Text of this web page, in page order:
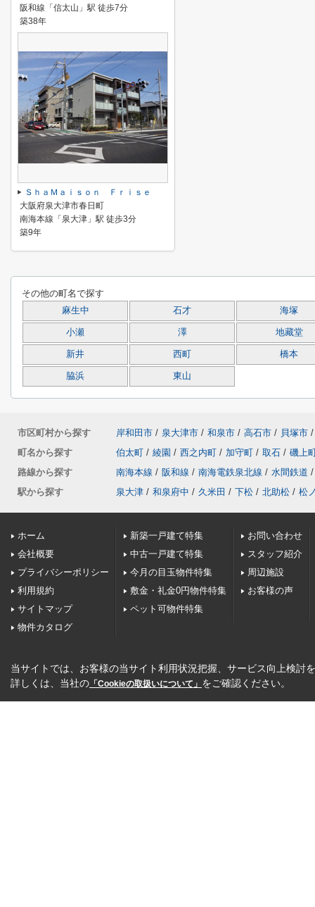
阪和線「信太山」駅 徒歩7分
築38年
ＳｈａＭａｉｓｏｎ Ｆｒｉｓｅ
大阪府泉大津市春日町
南海本線「泉大津」駅 徒歩3分
築9年
その他の町名で探す
麻生中 石才 海塚
小瀬 澤 地藏堂
新井 西町 橋本
脇浜 東山
市区町村から探す 岸和田市 / 泉大津市 / 和泉市 / 高石市 / 貝塚市 /
町名から探す
伯太町 / 綾園 / 西之内町 / 加守町 / 取石 / 磯上
路線から探す
南海本線 / 阪和線 / 南海電鉄泉北線 / 水間鉄道 /
駅から探す
泉大津 / 和泉府中 / 久米田 / 下松 / 北助松 / 松
ホーム
会社概要
プライバシーポリシー
利用規約
サイトマップ
物件カタログ
新築一戸建て特集
中古一戸建て特集
今月の目玉物件特集
敷金・礼金0円物件特集
ペット可物件特集
お問い合わせ
スタッフ紹介
周辺施設
お客様の声
当サイトでは、お客様の当サイト利用状況把握、サービス向上検討
詳しくは、当社の 「Cookieの取扱いについて」 をご確認ください。